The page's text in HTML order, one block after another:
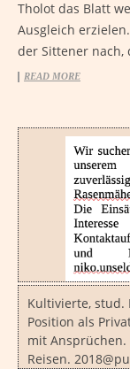
Tholot das Blatt
Ausgleich
der Sittener
READ MORE
Kultivierte, stud.
Position als
mit Ansprüchen.
Reisen.